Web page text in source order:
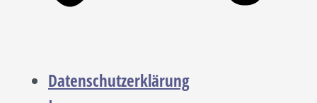
Datenschutzerklärung